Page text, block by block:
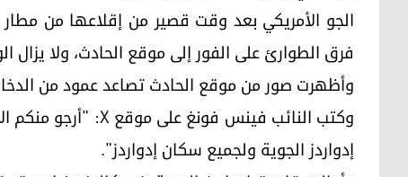
فرق الطوارئ على الفور إلى موقع الحادث، ولا يزال
وأظهرت صور من موقع الحادث تصاعد عمود من
إدواردز الجوية ولجميع سكان إدواردز".